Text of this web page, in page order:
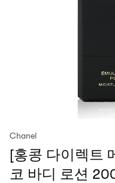
Chanel
[홍콩 다이렉트
코 바디 로션